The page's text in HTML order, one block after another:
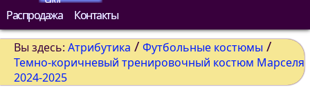
Распродажа
Контакты
Вы здесь: Атрибутика / Футбольные костюмы /
Темно-коричневый тренировочный костюм Марселя
2024-2025